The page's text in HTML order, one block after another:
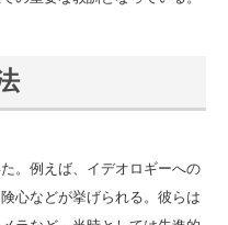
。例えば、イデオロギーへの
心などが挙げられる。彼らは